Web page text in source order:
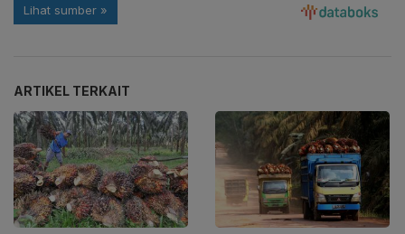
ARTIKEL TERKAIT